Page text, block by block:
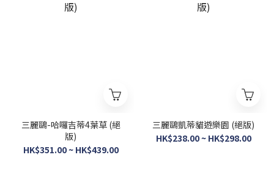
三麗鷗-哈囉吉蒂4葉草 (絕
版)
HK$351.00 ~ HK$439.00
三麗鷗凱蒂貓遊樂園 (絕版)
HK$238.00 ~ HK$298.00